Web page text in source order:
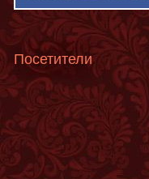
Посетители